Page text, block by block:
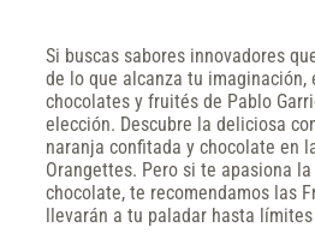
Si buscas sabores innovadores
de lo que alcanza tu imaginación,
chocolates y fruités de Pablo
elección. Descubre la deliciosa
naranja confitada y chocolate en
Orangettes. Pero si te apasiona
chocolate, te recomendamos las
llevarán a tu paladar hasta